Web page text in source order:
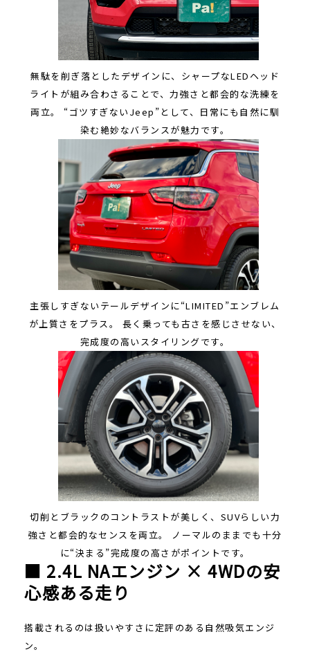
無駄を削ぎ落としたデザインに、シャープなLEDヘッド
ライトが組み合わさることで、力強さと都会的な洗練を
両立。 “ゴツすぎないJeep”として、日常にも自然に馴
染む絶妙なバランスが魅力です。
主張しすぎないテールデザインに“LIMITED”エンブレム
が上質さをプラス。 長く乗っても古さを感じさせない、
完成度の高いスタイリングです。
切削とブラックのコントラストが美しく、SUVらしい力
強さと都会的なセンスを両立。 ノーマルのままでも十分
に“決まる”完成度の高さがポイントです。
■ 2.4L NAエンジン × 4WDの安
心感ある走り
搭載されるのは扱いやすさに定評のある自然吸気エンジ
ン。